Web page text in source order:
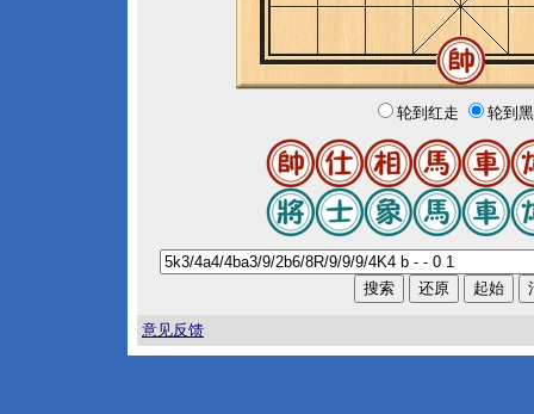
轮到红走 轮到
意见反馈